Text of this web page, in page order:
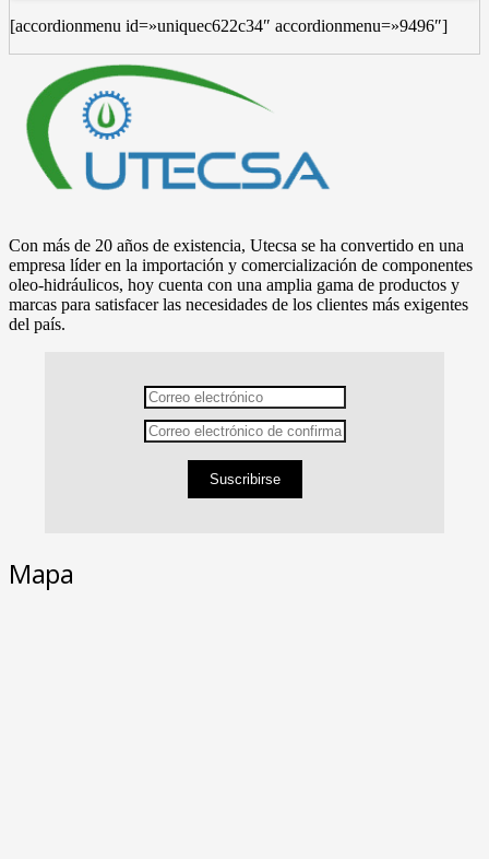
[accordionmenu id=»uniquec622c34″ accordionmenu=»9496″]
Con más de 20 años de existencia, Utecsa se ha convertido en una
empresa líder en la importación y comercialización de componentes
oleo-hidráulicos, hoy cuenta con una amplia gama de productos y
marcas para satisfacer las necesidades de los clientes más exigentes
del país.
Suscribirse
Mapa